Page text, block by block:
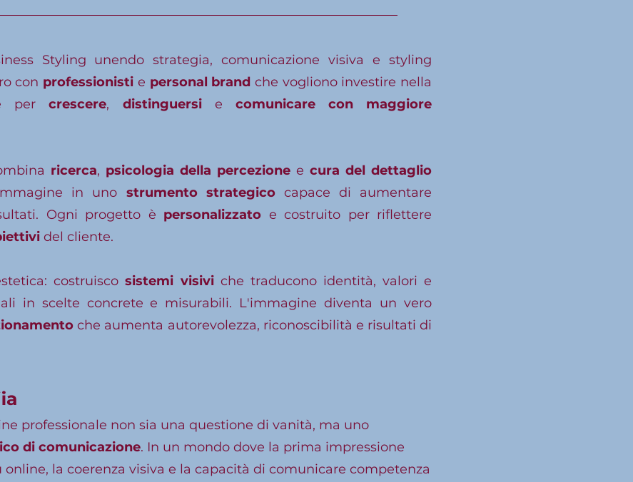
Styling unendo strategia, comunicazione visiva e styling
con professionisti e personal brand che vogliono investire nella
percrescere, distinguersie comunicare con maggiore
ricerca, psicologia della percezione e cura del dettaglio
in uno strumento strategicocapace di aumentare
Ogni progetto è personalizzato e costruito per riflettere
del cliente.
costruiscosistemi visiviche traducono identità, valori e
in scelte concrete e misurabili. L'immagine diventa un vero
che aumenta autorevolezza, riconoscibilità e risultati di
professionale non sia una questione di vanità, ma uno
di comunicazione. In un mondo dove la prima impressione
la coerenza visiva e la capacità di comunicare competenza